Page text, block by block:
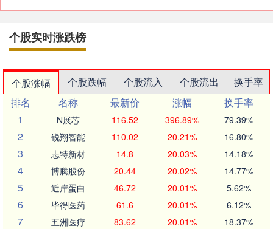
个股实时涨跌榜
个股涨幅 个股跌幅 个股流入 个股流出
换手率
排名
名称 最新价 涨幅
换手率
1
N展芯 116.52 396.89% 79.39%
2 锐翔智能 110.02 20.21% 16.80%
3 志特新材 14.8 20.03% 14.18%
4 博腾股份 20.44 20.02% 14.77%
5 近岸蛋白 46.72 20.01% 5.62%
6 毕得医药 61.6 20.01% 6.12%
7 五洲医疗 83.62 20.01% 18.37%